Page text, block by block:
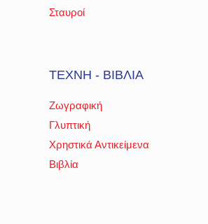
Σταυροί
ΤΕΧΝΗ - ΒΙΒΛΙΑ
Ζωγραφική
Γλυπτική
Χρηστικά Αντικείμενα
Βιβλία